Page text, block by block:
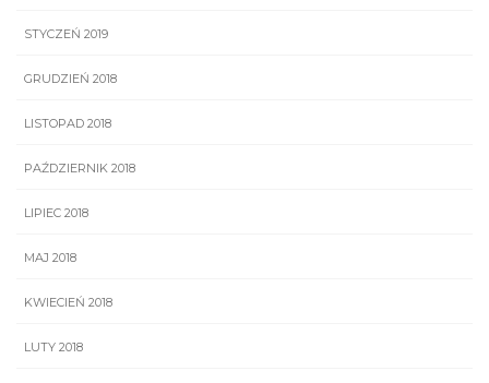
STYCZEŃ 2019
GRUDZIEŃ 2018
LISTOPAD 2018
PAŹDZIERNIK 2018
LIPIEC 2018
MAJ 2018
KWIECIEŃ 2018
LUTY 2018